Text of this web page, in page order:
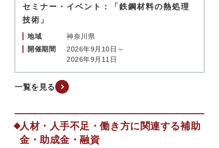
セミナー・イベント：「鉄鋼材料の熱処理
技術」
地域
神奈川県
開催期間
2026年9月10日～
2026年9月11日
一覧を見る
人材・人手不足・働き方に関連する補助
金・助成金・融資